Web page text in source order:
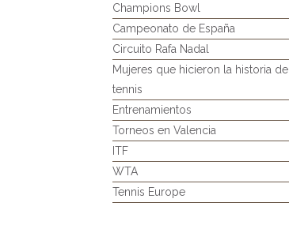
Champions Bowl
Campeonato de España
Circuito Rafa Nadal
Mujeres que hicieron la historia del
tennis
Entrenamientos
Torneos en Valencia
ITF
WTA
Tennis Europe